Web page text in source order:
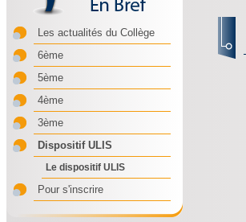
Les actualités du Collège
6ème
5ème
4ème
3ème
Dispositif ULIS
Le dispositif ULIS
Pour s'inscrire